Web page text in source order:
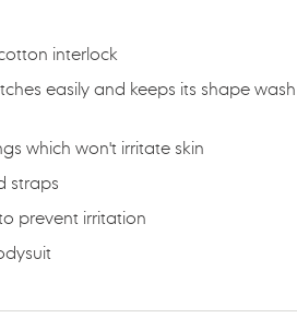
interlock
easily and keeps its shape
which won't irritate skin
straps
prevent irritation